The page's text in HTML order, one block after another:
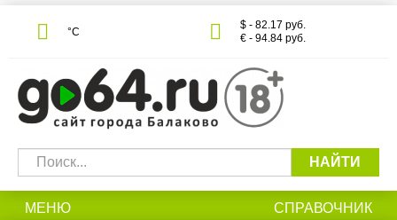
°С
$ - 82.17 руб.
€ - 94.84 руб.
НАЙТИ
МЕНЮ СПРАВОЧНИК